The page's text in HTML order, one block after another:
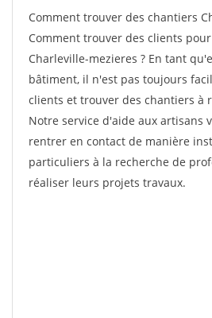
Comment trouver des chantiers
Comment trouver des clients
Charleville-mezieres ? En tant
bâtiment, il n'est pas toujours
clients et trouver des chantiers à
Notre service d'aide aux artisans
rentrer en contact de manière
particuliers à la recherche de
réaliser leurs projets travaux.